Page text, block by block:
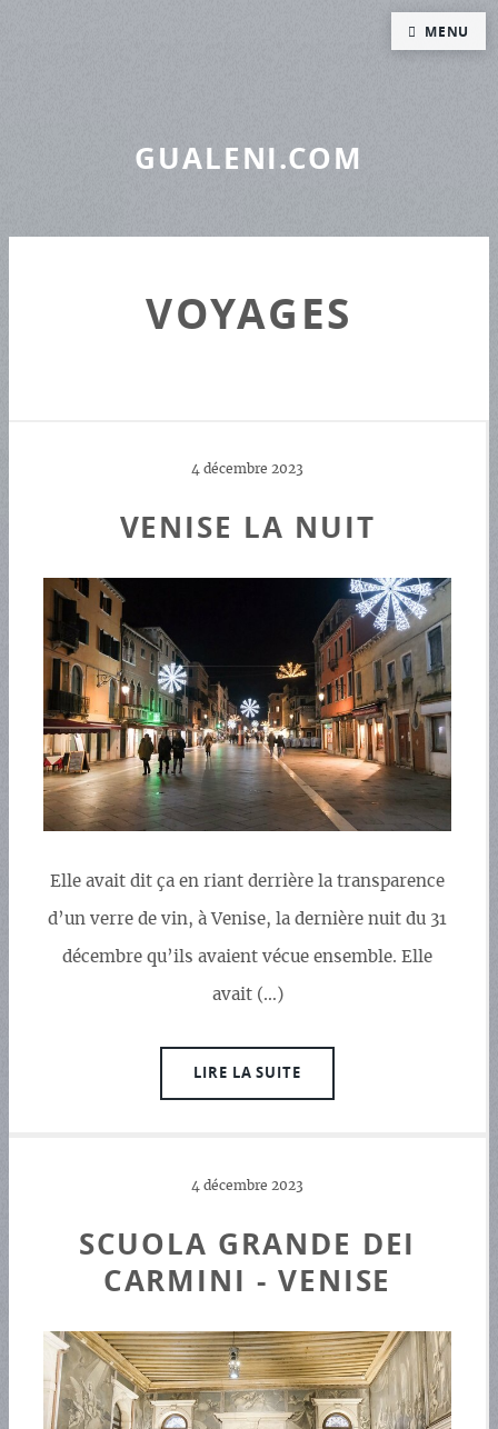
GUALENI.COM
VOYAGES
4 décembre 2023
VENISE LA NUIT
Elle avait dit ça en riant derrière la transparence
d’un verre de vin, à Venise, la dernière nuit du 31
décembre qu’ils avaient vécue ensemble. Elle
avait (…)
LIRE LA SUITE
4 décembre 2023
SCUOLA GRANDE DEI
CARMINI - VENISE
MENU